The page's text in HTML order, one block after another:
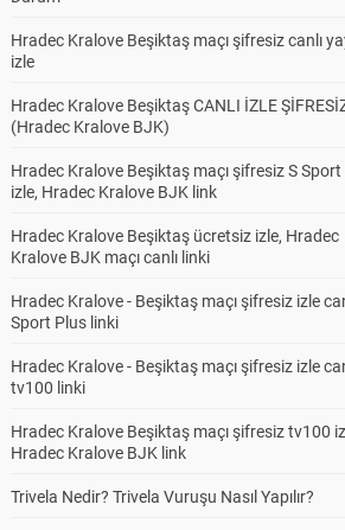
Hradec Kralove Beşiktaş maçı şifresiz canlı
izle
Hradec Kralove Beşiktaş CANLI İZLE
(Hradec Kralove BJK)
Hradec Kralove Beşiktaş maçı şifresiz S Sport
izle, Hradec Kralove BJK link
Hradec Kralove Beşiktaş ücretsiz izle, Hradec
Kralove BJK maçı canlı linki
Hradec Kralove - Beşiktaş maçı şifresiz izle
Sport Plus linki
Hradec Kralove - Beşiktaş maçı şifresiz izle
tv100 linki
Hradec Kralove Beşiktaş maçı şifresiz tv100
Hradec Kralove BJK link
Trivela Nedir? Trivela Vuruşu Nasıl Yapılır?